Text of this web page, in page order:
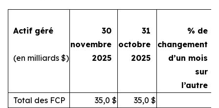
Actif géré
(en milliards $)
30
novembre
2025
31
octobre
2025
% de
changement
d’un mois
sur
l’autre
Total des FCP 35,0 $ 35,0 $